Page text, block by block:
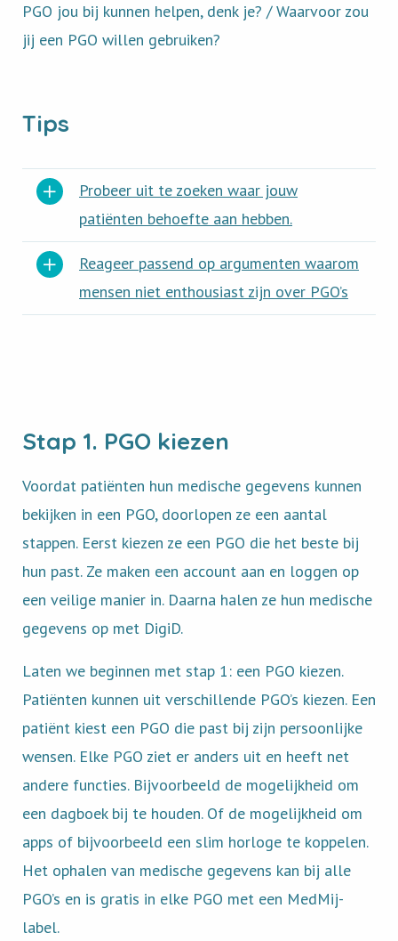
PGO jou bij kunnen helpen, denk je? / Waarvoor zou
jij een PGO willen gebruiken?
Tips
Probeer uit te zoeken waar jouw
patiënten behoefte aan hebben.
Reageer passend op argumenten waarom
mensen niet enthousiast zijn over PGO’s
Stap 1. PGO kiezen
Voordat patiënten hun medische gegevens kunnen
bekijken in een PGO, doorlopen ze een aantal
stappen. Eerst kiezen ze een PGO die het beste bij
hun past. Ze maken een account aan en loggen op
een veilige manier in. Daarna halen ze hun medische
gegevens op met DigiD.
Laten we beginnen met stap 1: een PGO kiezen.
Patiënten kunnen uit verschillende PGO’s kiezen. Een
patiënt kiest een PGO die past bij zijn persoonlijke
wensen. Elke PGO ziet er anders uit en heeft net
andere functies. Bijvoorbeeld de mogelijkheid om
een dagboek bij te houden. Of de mogelijkheid om
apps of bijvoorbeeld een slim horloge te koppelen.
Het ophalen van medische gegevens kan bij alle
PGO’s en is gratis in elke PGO met een MedMij-
label.